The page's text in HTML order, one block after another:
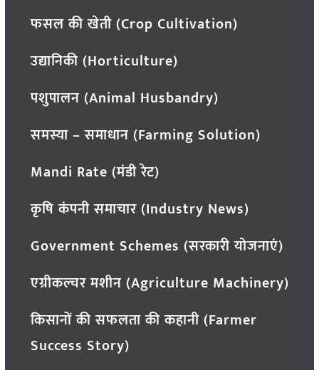
फसल की खेती (Crop Cultivation)
उद्यानिकी (Horticulture)
पशुपालन (Animal Husbandry)
समस्या – समाधान (Farming Solution)
Mandi Rate (मंडी रेट)
कृषि कंपनी समाचार (Industry News)
Government Schemes (सरकारी योजनाएं)
एग्रीकल्चर मशीन (Agriculture Machinery)
किसानों की सफलता की कहानी (Farmer
Success Story)